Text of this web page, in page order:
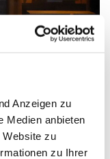
Anzeigen zu
Medien anbieten
Website zu
zu Ihrer
um